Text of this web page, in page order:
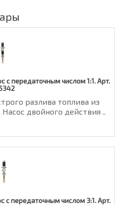
с передаточным числом 1:1. Арт.
разлива топлива из
двойного действия ..
с передаточным числом 3:1. Арт.